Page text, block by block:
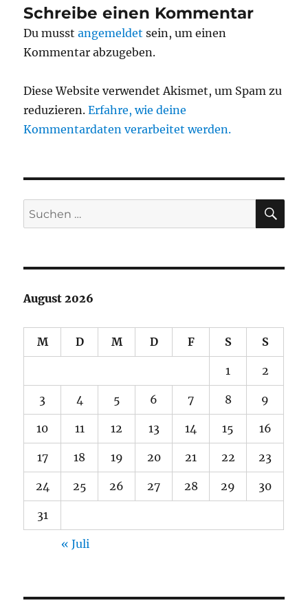
Schreibe einen Kommentar
Du musstangemeldet sein, um einen
Kommentar abzugeben.
Diese Website verwendet Akismet, um Spam zu
reduzieren.Erfahre, wie deine
Kommentardaten verarbeitet werden.
Suchen
nach:
August 2026
M D M D F S S
1 2
3 4 5 6 7 8 9
10 11 12 13 14 15 16
17 18 19 20 21 22 23
24 25 26 27 28 29 30
31
« Juli